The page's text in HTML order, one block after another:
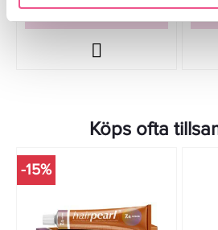
LÄGG I VARUKORGEN
Köps ofta
-15%